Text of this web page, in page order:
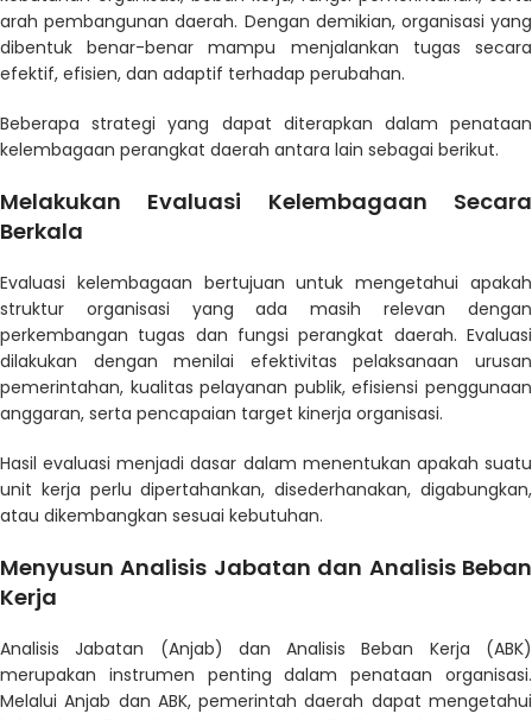
arah pembangunan daerah. Dengan demikian, organisasi yang
dibentuk benar-benar mampu menjalankan tugas secara
efektif, efisien, dan adaptif terhadap perubahan.
Beberapa strategi yang dapat diterapkan dalam penataan
kelembagaan perangkat daerah antara lain sebagai berikut.
Melakukan Evaluasi Kelembagaan Secara
Berkala
Evaluasi kelembagaan bertujuan untuk mengetahui apakah
struktur organisasi yang ada masih relevan dengan
perkembangan tugas dan fungsi perangkat daerah. Evaluasi
dilakukan dengan menilai efektivitas pelaksanaan urusan
pemerintahan, kualitas pelayanan publik, efisiensi penggunaan
anggaran, serta pencapaian target kinerja organisasi.
Hasil evaluasi menjadi dasar dalam menentukan apakah suatu
unit kerja perlu dipertahankan, disederhanakan, digabungkan,
atau dikembangkan sesuai kebutuhan.
Menyusun Analisis Jabatan dan Analisis Beban
Kerja
Analisis Jabatan (Anjab) dan Analisis Beban Kerja (ABK)
merupakan instrumen penting dalam penataan organisasi.
Melalui Anjab dan ABK, pemerintah daerah dapat mengetahui